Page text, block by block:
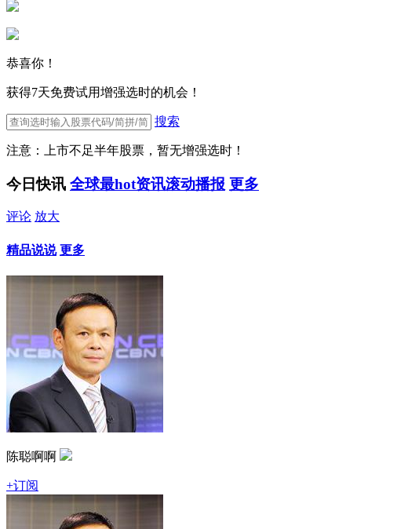
恭喜你！
获得7天免费试用增强选时的机会！
搜索
注意：上市不足半年股票，暂无增强选时！
今日快讯 全球最hot资讯滚动播报 更多
评论 放大
精品说说 更多
陈聪啊啊
+订阅